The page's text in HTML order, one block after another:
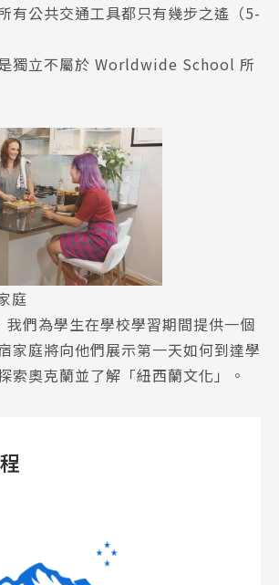
任意門
最新優惠
課程選擇
有公共交通工具都只有幾步之遙（5-
獨立不屬於 Worldwide School 所
庭
們為學生在學校學習期間提供一個
家庭將向他們展示第一天如何到達學
索奧克蘭並了解「紐西蘭文化」。